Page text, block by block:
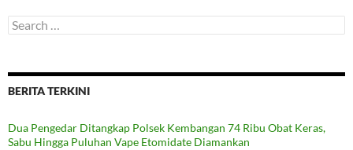
Search
for:
BERITA TERKINI
Dua Pengedar Ditangkap Polsek Kembangan 74 Ribu Obat Keras,
Sabu Hingga Puluhan Vape Etomidate Diamankan